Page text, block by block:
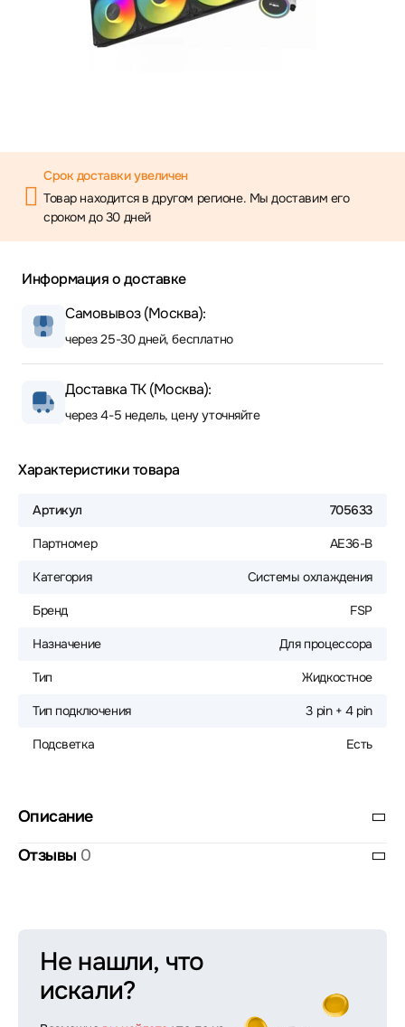
Срок доставки увеличен
Товар находится в другом регионе. Мы доставим его
сроком до 30 дней
Информация о доставке
Самовывоз (Москва):
через 25-30 дней, бесплатно
Доставка ТК (Москва):
через 4-5 недель, цену уточняйте
Характеристики товара
Артикул 705633
Партномер AE36-B
Категория Системы охлаждения
Бренд FSP
Назначение Для процессора
Тип Жидкостное
Тип подключения 3 pin + 4 pin
Подсветка Есть
Описание
Отзывы 0
Не нашли, что
искали?